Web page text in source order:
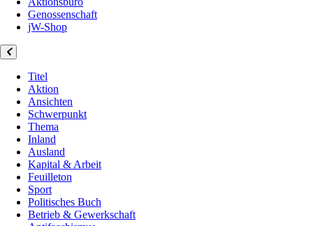
Genossenschaft
jW-Shop
Titel
Aktion
Ansichten
Schwerpunkt
Thema
Inland
Ausland
Kapital & Arbeit
Feuilleton
Sport
Politisches Buch
Betrieb & Gewerkschaft